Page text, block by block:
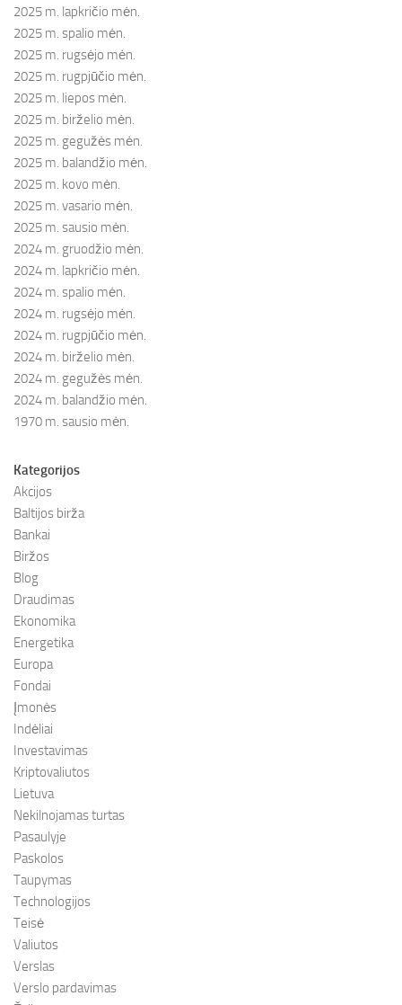
2025 m. lapkričio mėn.
2025 m. spalio mėn.
2025 m. rugsėjo mėn.
2025 m. rugpjūčio mėn.
2025 m. liepos mėn.
2025 m. birželio mėn.
2025 m. gegužės mėn.
2025 m. balandžio mėn.
2025 m. kovo mėn.
2025 m. vasario mėn.
2025 m. sausio mėn.
2024 m. gruodžio mėn.
2024 m. lapkričio mėn.
2024 m. spalio mėn.
2024 m. rugsėjo mėn.
2024 m. rugpjūčio mėn.
2024 m. birželio mėn.
2024 m. gegužės mėn.
2024 m. balandžio mėn.
1970 m. sausio mėn.
Kategorijos
Akcijos
Baltijos birža
Bankai
Biržos
Blog
Draudimas
Ekonomika
Energetika
Europa
Fondai
Įmonės
Indėliai
Investavimas
Kriptovaliutos
Lietuva
Nekilnojamas turtas
Pasaulyje
Paskolos
Taupymas
Technologijos
Teisė
Valiutos
Verslas
Verslo pardavimas